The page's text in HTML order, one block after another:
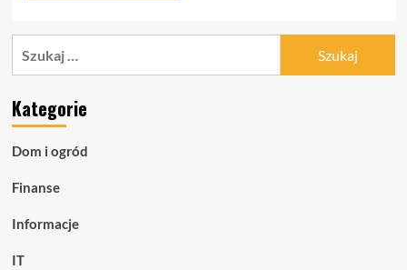
Kategorie
Dom i ogród
Finanse
Informacje
IT